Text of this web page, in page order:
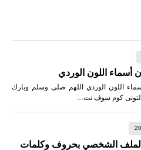
أسماء اللون الوردي
اللون الوردي اللهم صلى وسلم وبارك
التونى كوم سوف نت…
بالملف الشخصي بحروف وكلمات